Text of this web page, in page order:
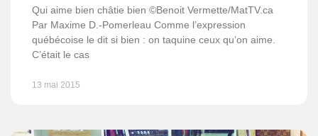
Qui aime bien châtie bien ©Benoit Vermette/MatTV.ca
Par Maxime D.-Pomerleau Comme l’expression
québécoise le dit si bien : on taquine ceux qu’on aime.
C’était le cas
13 mai 2015